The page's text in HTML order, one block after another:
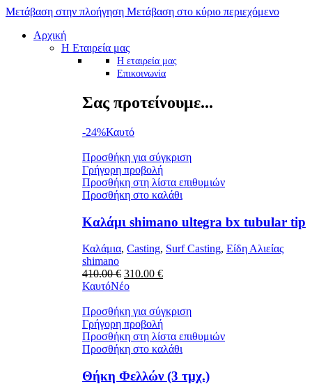
Μετάβαση στην πλοήγηση Μετάβαση στο κύριο περιεχόμενο
Αρχική
Η Εταιρεία μας
Η εταιρεία μας
Επικοινωνία
Σας προτείνουμε...
-24%Καυτό
Προσθήκη για σύγκριση
Γρήγορη προβολή
Προσθήκη στη λίστα επιθυμιών
Προσθήκη στο καλάθι
Καλάμι shimano ultegra bx tubular tip
Καλάμια, Casting, Surf Casting, Είδη Αλιείας
shimano
410.00€ Original
price
410.00 €.
310.00 €Η
είναι:
310.00 €.
ΚαυτόΝέο
Προσθήκη για σύγκριση
Γρήγορη προβολή
Προσθήκη στη λίστα επιθυμιών
Προσθήκη στο καλάθι
Θήκη Φελλών (3 τμχ.)